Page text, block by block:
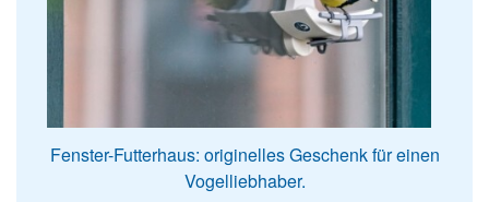
Fenster-Futterhaus: originelles Geschenk für einen
Vogelliebhaber.